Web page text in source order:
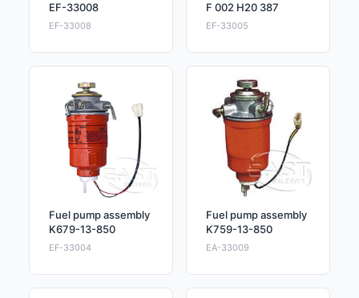
EF-33008
EF-33008
F 002 H20 387
EF-33005
Fuel pump assembly
K679-13-850
EF-33004
Fuel pump assembly
K759-13-850
EA-33009